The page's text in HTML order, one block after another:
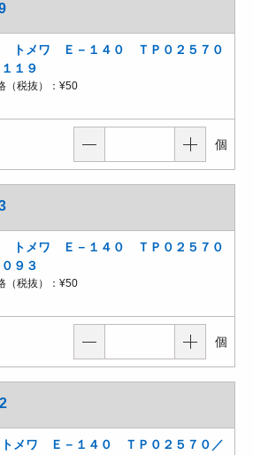
トメワ Ｅ－１４０ ＴＰ０２５７０
１９
（税抜）： ¥50
個
トメワ Ｅ－１４０ ＴＰ０２５７０
９３
（税抜）： ¥50
個
トメワ Ｅ－１４０ ＴＰ０２５７０／